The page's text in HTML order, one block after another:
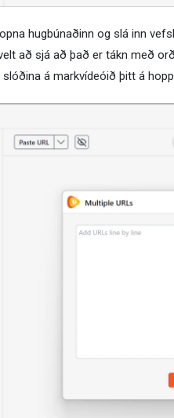
hugbúnaðinn og slá inn
að sjá að það er tákn með
á markvídeóið þitt á